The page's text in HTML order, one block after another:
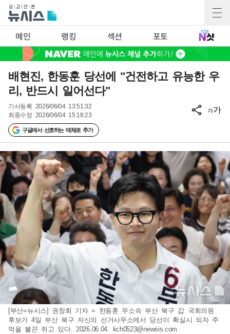
메인 랭킹 섹션 포토
배현진, 한동훈 당선에 "건전하고 유능한 우
리, 반드시 일어선다"
기사등록 2026/06/04 13:51:32
최종수정 2026/06/04 15:18:23
구글에서 선호하는 매체로 추가
가가
[부산=뉴시스] 권창회 기자 = 한동훈 무소속 부산 북구 갑 국회의원
후보가 4일 부산 북구 자신의 선거사무소에서 당선이 확실시 되자 주
먹을 불끈 쥐고 있다. 2026.06.04.
kch0523@newsis.com